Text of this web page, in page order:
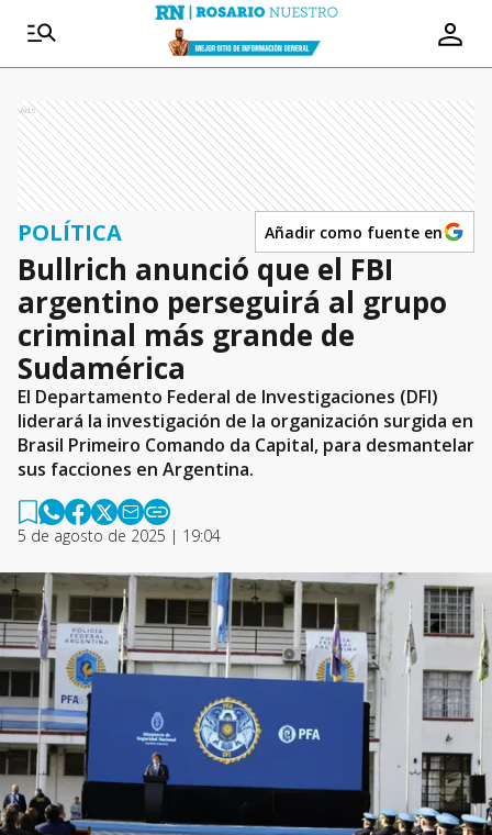
Ads
POLÍTICA Añadir como fuente en
Bullrich anunció que el FBI
argentino perseguirá al grupo
criminal más grande de
Sudamérica
El Departamento FederaI de Investigaciones (DFI)
liderará la investigación de la organización surgida en
Brasil Primeiro Comando da Capital, para desmantelar
sus facciones en Argentina.
5 de agosto de 2025 | 19:04